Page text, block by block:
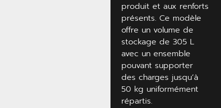
produit et aux renforts
présents. Ce modèle
offre un volume de
stockage de 305 L
avec un ensemble
pouvant supporter
des charges jusqu’à
50 kg uniformément
répartis.